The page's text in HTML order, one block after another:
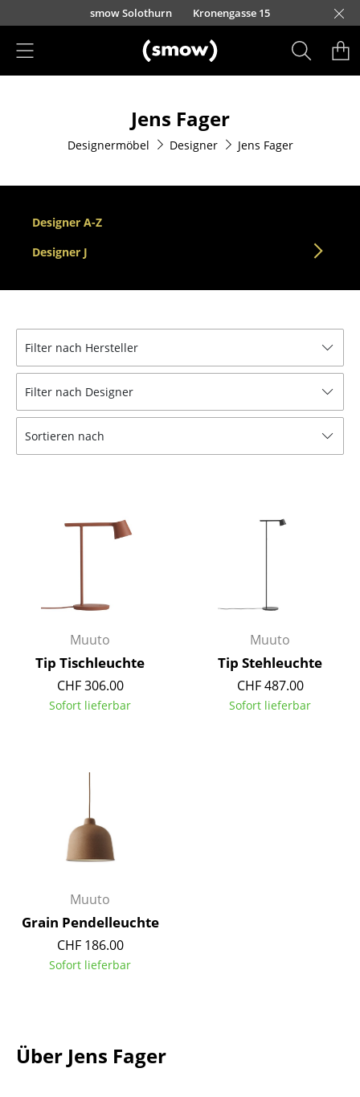
Direkt zum Inhaltsmow Solothurn Kronengasse 15
Esszimmerstühle
Sofas
Sessel
Loungesessel
Barhocker
Bänke & Liegen
Sitzsäcke
Schaukelstühle
Konferenzstühle
Bürosessel
Einzelteile
... alle Sitzmöbel
Esstische
Beistelltische
Couchtische
Sekretäre & PC-Tische
Stehtische & Stehpulte
Servierwagen
Jens Fager
Designermöbel Designer Jens Fager
Designer A-Z
Designer J
Filter nach Hersteller
Filter nach Designer
Sortieren nach
Muuto
Tip Tischleuchte
CHF 306.00
Sofort lieferbar
Muuto
Tip Stehleuchte
CHF 487.00
Sofort lieferbar
Muuto
Grain Pendelleuchte
CHF 186.00
Sofort lieferbar
Über Jens Fager